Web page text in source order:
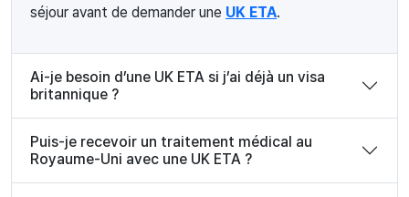
séjour avant de demander une UK ETA.
Ai-je besoin d’une UK ETA si j’ai déjà un visa
britannique ?
Puis-je recevoir un traitement médical au
Royaume-Uni avec une UK ETA ?